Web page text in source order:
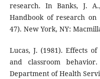
research. In Banks, J.
Handbook of research
47). New York, NY:
Lucas, J. (1981). Effects
and classroom
Department of Health